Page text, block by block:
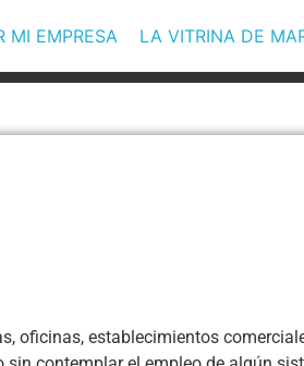
MI EMPRESA LA VITRINA DE
oficinas, establecimientos